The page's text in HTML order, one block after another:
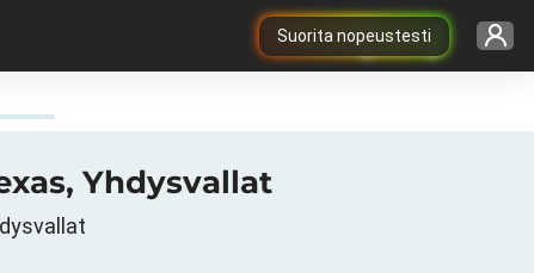
Suorita nopeustesti
Yhdysvallat